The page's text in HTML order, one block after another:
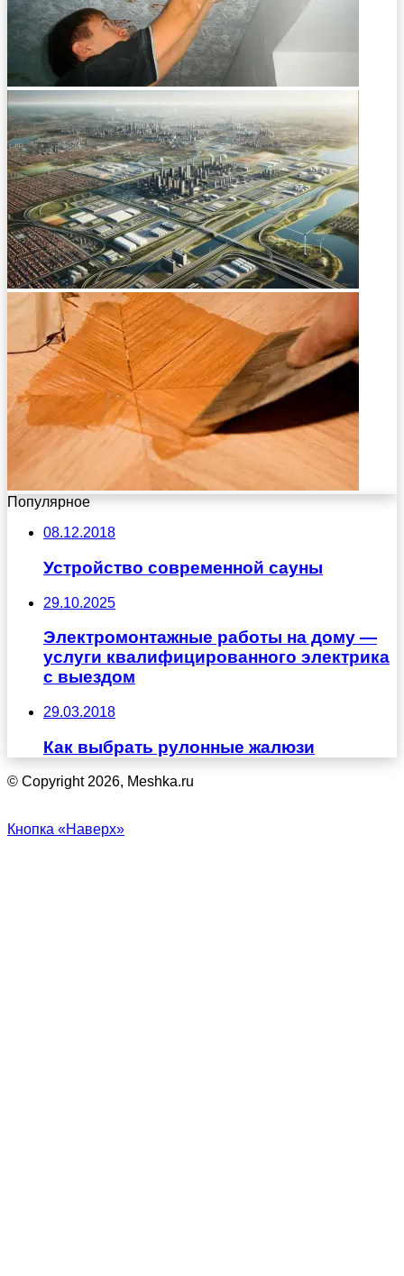
Популярное
08.12.2018
Устройство современной сауны
29.10.2025
Электромонтажные работы на дому —
услуги квалифицированного электрика
с выездом
29.03.2018
Как выбрать рулонные жалюзи
© Copyright 2026, Meshka.ru
Кнопка «Наверх»